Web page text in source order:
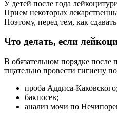
У детей после года
Прием некоторых
Поэтому, перед тем, как
Что делать, если
В обязательном порядке
тщательно провести гигиену
проба Аддиса-Каковского;
бакпосев;
анализ мочи по